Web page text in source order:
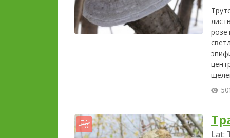
Lat: